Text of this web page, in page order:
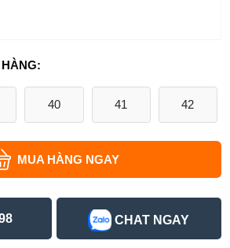
40 41 42
MUA HÀNG NGAY
CHAT NGAY